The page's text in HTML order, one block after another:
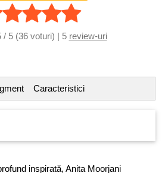
5 (36 voturi) | 5 review-uri
Caracteristici
inspirată, Anita Moorjani